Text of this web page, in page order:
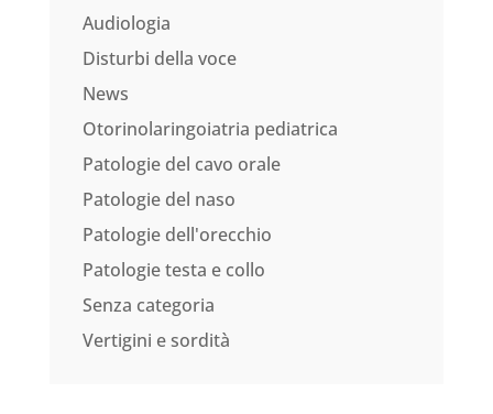
Audiologia
Disturbi della voce
News
Otorinolaringoiatria pediatrica
Patologie del cavo orale
Patologie del naso
Patologie dell'orecchio
Patologie testa e collo
Senza categoria
Vertigini e sordità